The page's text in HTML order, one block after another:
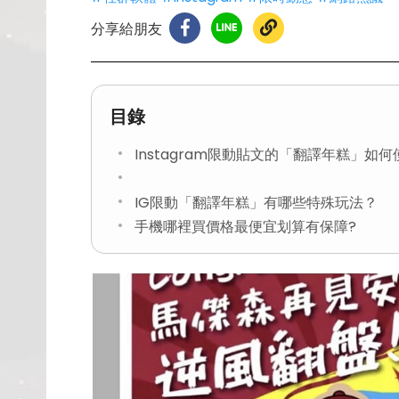
分享給朋友
目錄
Instagram限動貼文的「翻譯年糕」如何
IG限動「翻譯年糕」有哪些特殊玩法？
手機哪裡買價格最便宜划算有保障?